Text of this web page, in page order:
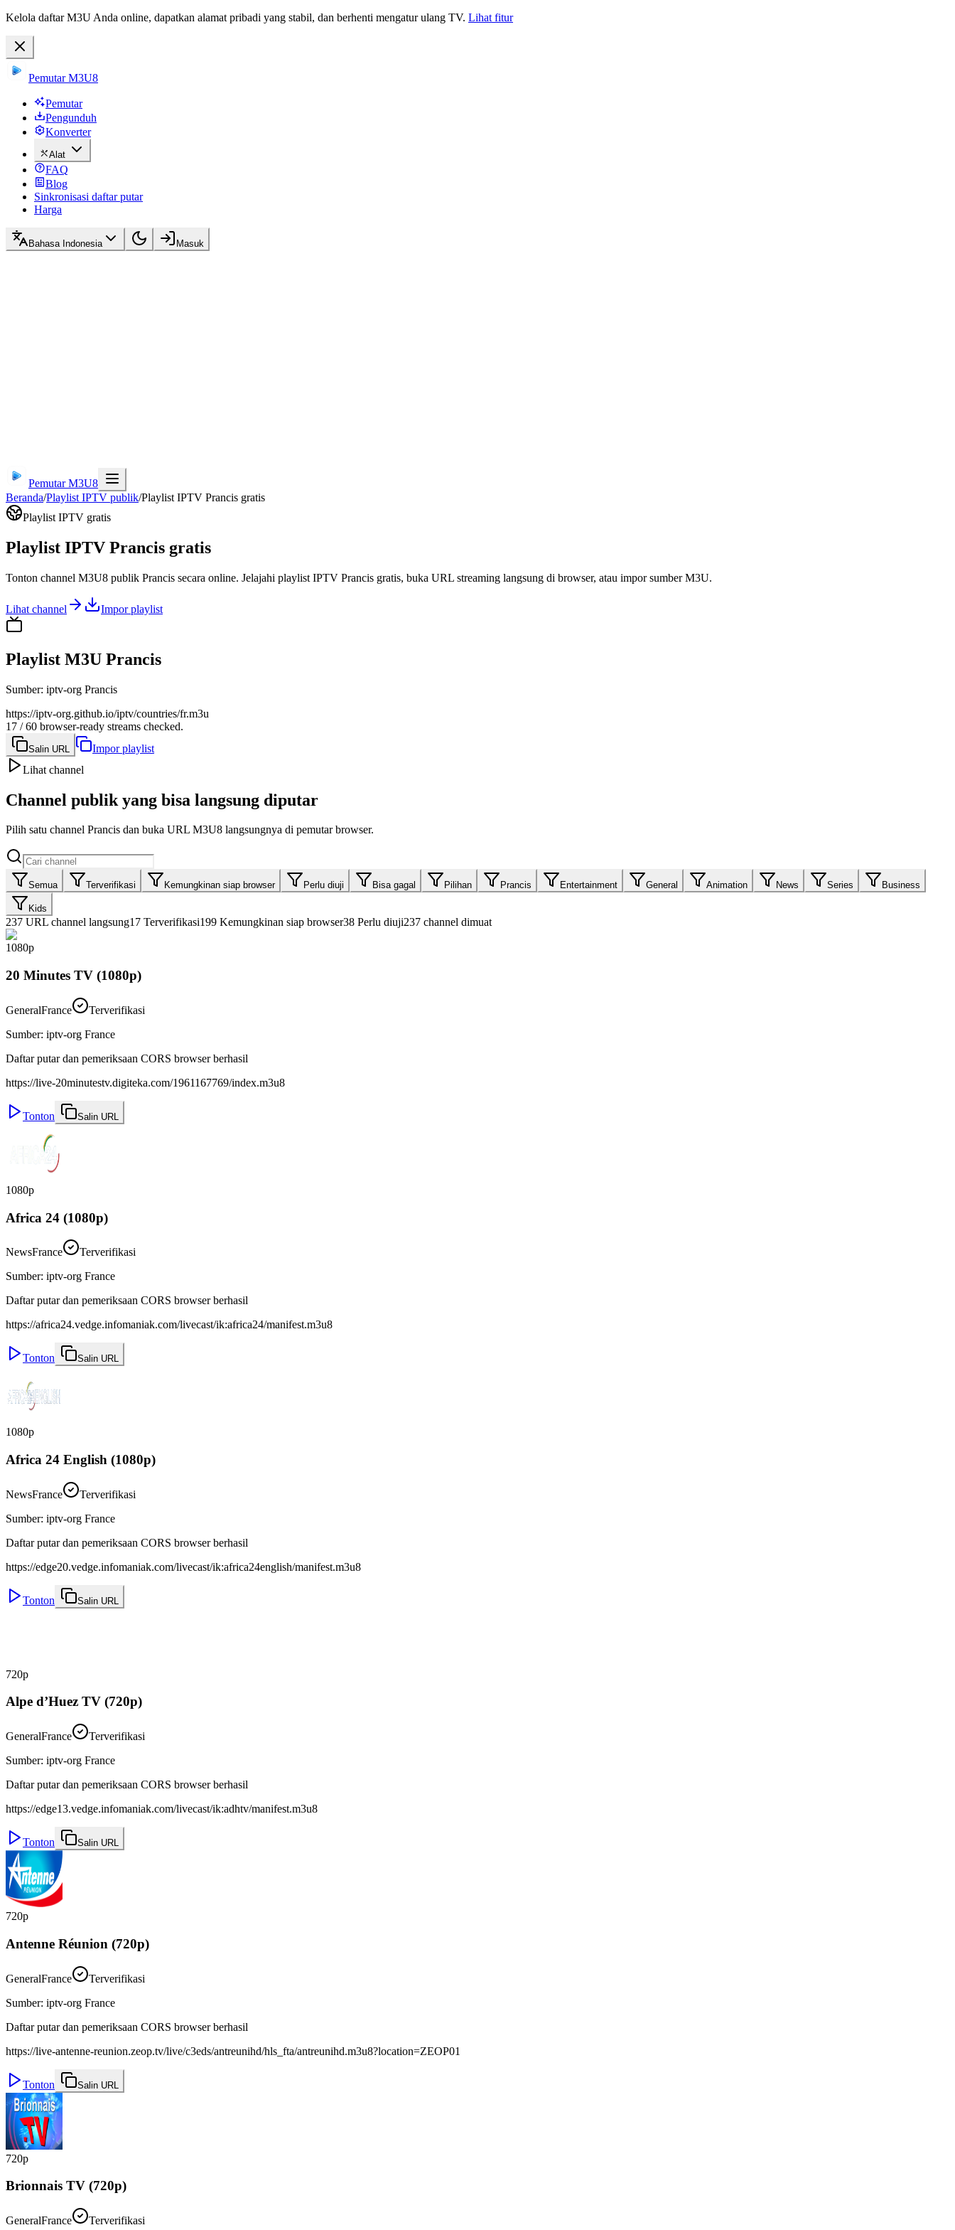
Kelola daftar M3U Anda online, dapatkan alamat pribadi yang stabil, dan berhenti mengatur ulang TV. Lihat fitur
Pemutar M3U8
Pemutar
Pengunduh
Konverter
Alat
FAQ
Blog
Sinkronisasi daftar putar
Harga
Bahasa Indonesia Masuk
Pemutar M3U8
Beranda/Playlist IPTV publik/Playlist IPTV Prancis gratis
Playlist IPTV gratis
Playlist IPTV Prancis gratis
Tonton channel M3U8 publik Prancis secara online. Jelajahi playlist IPTV Prancis gratis, buka URL streaming langsung di browser, atau impor sumber M3U.
Lihat channel Impor playlist
Playlist M3U Prancis
Sumber: iptv-org Prancis
https://iptv-org.github.io/iptv/countries/fr.m3u
17 / 60 browser-ready streams checked.
Salin URL
Impor playlist
Lihat channel
Channel publik yang bisa langsung diputar
Pilih satu channel Prancis dan buka URL M3U8 langsungnya di pemutar browser.
Semua Terverifikasi Kemungkinan siap browser Perlu diuji Bisa gagal Pilihan Prancis Entertainment General Animation News Series Business
Kids
237 URL channel langsung17 Terverifikasi199 Kemungkinan siap browser38 Perlu diuji237 channel dimuat
1080p
20 Minutes TV (1080p)
GeneralFrance
Terverifikasi
Sumber: iptv-org France
Daftar putar dan pemeriksaan CORS browser berhasil
https://live-20minutestv.digiteka.com/1961167769/index.m3u8
Tonton Salin URL
1080p
Africa 24 (1080p)
NewsFrance
Terverifikasi
Sumber: iptv-org France
Daftar putar dan pemeriksaan CORS browser berhasil
https://africa24.vedge.infomaniak.com/livecast/ik:africa24/manifest.m3u8
Tonton Salin URL
1080p
Africa 24 English (1080p)
NewsFrance
Terverifikasi
Sumber: iptv-org France
Daftar putar dan pemeriksaan CORS browser berhasil
https://edge20.vedge.infomaniak.com/livecast/ik:africa24english/manifest.m3u8
Tonton Salin URL
720p
Alpe d’Huez TV (720p)
GeneralFrance
Terverifikasi
Sumber: iptv-org France
Daftar putar dan pemeriksaan CORS browser berhasil
https://edge13.vedge.infomaniak.com/livecast/ik:adhtv/manifest.m3u8
Tonton Salin URL
720p
Antenne Réunion (720p)
GeneralFrance
Terverifikasi
Sumber: iptv-org France
Daftar putar dan pemeriksaan CORS browser berhasil
https://live-antenne-reunion.zeop.tv/live/c3eds/antreunihd/hls_fta/antreunihd.m3u8?location=ZEOP01
Tonton Salin URL
720p
Brionnais TV (720p)
GeneralFrance Terverifikasi